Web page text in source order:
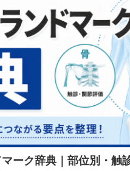
ーク辞典｜部位別・触